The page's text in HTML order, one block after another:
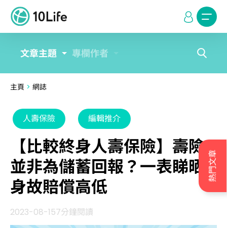
熱門文章
文章主題 專欄作者
主頁 > 網誌
人壽保險 編輯推介
【比較終身人壽保險】壽險
並非為儲蓄回報？一表睇晒
身故賠償高低
2023-08-157分鐘閱讀